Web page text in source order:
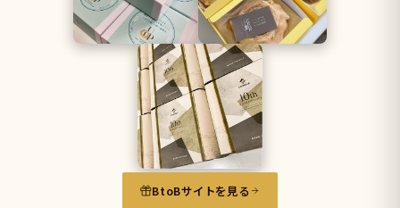
BtoBサイトを見る